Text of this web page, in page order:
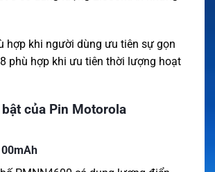
hợp khi người dùng ưu tiên sự gọn
phù hợp khi ưu tiên thời lượng hoạt
của Pin Motorola